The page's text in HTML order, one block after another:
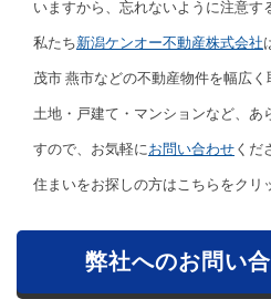
いますから、忘れないように注意す
私たち新潟ケンオー不動産株式会社
茂市 燕市などの不動産物件を幅広く
土地・戸建て・マンションなど、あ
すので、お気軽に お問い合わせ くだ
住まいをお探しの方はこちらをクリ
弊社へのお問い